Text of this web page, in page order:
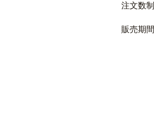
注文数
販売期間